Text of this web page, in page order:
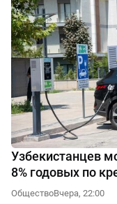
Узбекистанцев
8% годовых по
ОбществоВчера, 22:00